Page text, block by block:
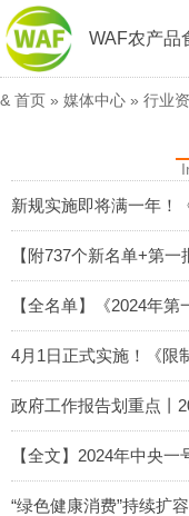
WAF农产品
& 首页 » 媒体中心 » 行业
政府工作报告划重点丨
【全文】2024年中央